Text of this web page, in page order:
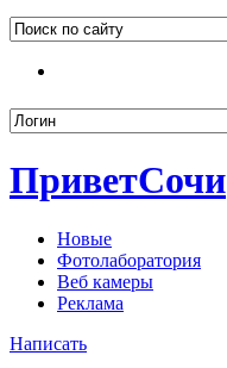
ПриветСочи
Новые
Фотолаборатория
Веб камеры
Реклама
Написать